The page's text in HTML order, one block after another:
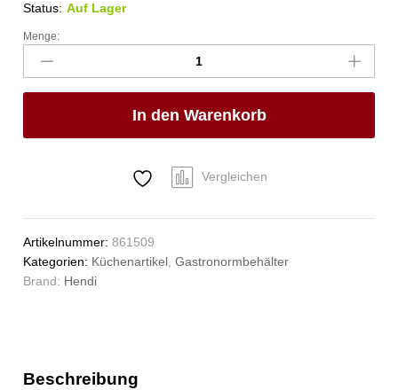
Status: Auf Lager
Gastronorm-
Behälter
1/3,
HENDI,
Line,
Transparent,
325x176x(H)200mm
Anzahl
Menge:
In den Warenkorb
Vergleichen
Artikelnummer:861509
Kategorien: Küchenartikel,Gastronormbehälter
Brand: Hendi
Beschreibung